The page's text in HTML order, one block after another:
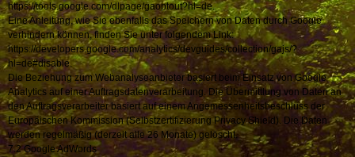
https://tools.google.com/dlpage/gaoptout?hl=de.
Eine Anleitung, wie Sie ebenfalls das Speichern von Daten durch Google
verhindern können, finden Sie unter folgendem Link:
https://developers.google.com/analytics/devguides/collection/gajs/?
hl=de#disable.
Die Beziehung zum Webanalyseanbieter basiert beim Einsatz von Google
Analytics auf einer Auftragsdatenverarbeitung. Die Übermittlung von Daten an
den Auftragsverarbeiter basiert auf einem Angemessenheitsbeschluss der
Europäischen Kommission (Selbstzertifizierung Privacy Shield). Die Daten
werden regelmäßig (derzeit alle 26 Monate) gelöscht.
7.2 Google AdWords